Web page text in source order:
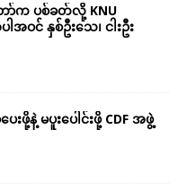
က ပစ်ခတ်လို့ KNU
ဝင် နှစ်ဦးသေ၊ ငါးဦး
ဖို့နဲ့ မပူးပေါင်းဖို့ CDF အဖွဲ့